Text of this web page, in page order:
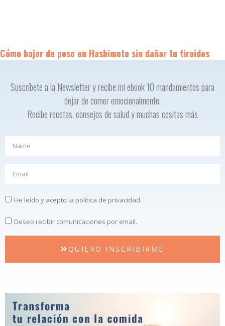
Cómo bajar de peso en Hashimoto sin dañar tu tiroides
Suscríbete a la Newsletter y recibe mi ebook 10 mandamientos para
dejar de comer emocionalmente.
Recibe recetas, consejos de salud y muchas cositas más
He leído y acepto la política de privacidad.
Deseo recibir comunicaciones por email.
QUIERO INSCRIBIRME